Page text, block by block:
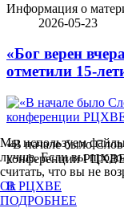
Информация о
2026-05-23
«Бог верен
отметили 15-
«В начале было
конференции
В РЦХВЕ
Мы используем файлы
лучше. Если вы
считать, что вы не
Ok
ПОДРОБНЕЕ